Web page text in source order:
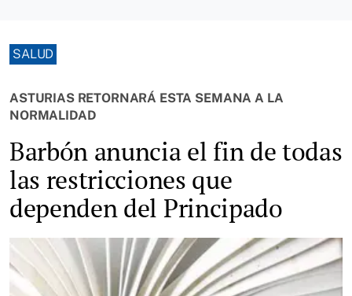
SALUD
ASTURIAS RETORNARÁ ESTA SEMANA A LA
NORMALIDAD
Barbón anuncia el fin de todas
las restricciones que
dependen del Principado